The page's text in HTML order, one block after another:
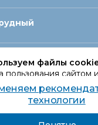
файлы
пользования сайтом
качества
использование
на обработку
технологии